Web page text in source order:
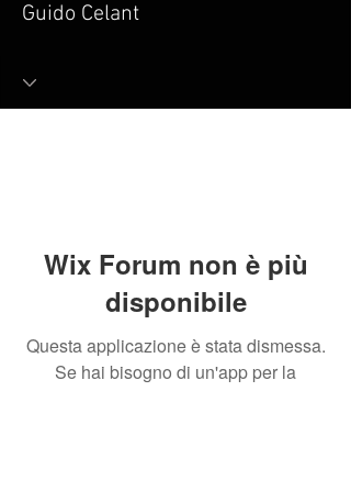
Guido Celant
Wix Forum non è più
disponibile
Questa applicazione è stata dismessa.
Se hai bisogno di un'app per la